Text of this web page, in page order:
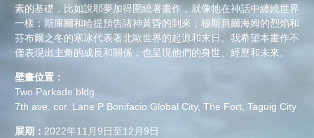
素的基礎，比如說耶夢加得圍繞著畫作，就像牠在神話中纏繞世界
一樣；斯庫爾和哈提預告諸神黃昏的到來；穆斯貝爾海姆的烈焰和
芬布爾之冬的寒冰代表著北歐世界的起源和末日。我希望本畫作不
僅表現出主角的成長和關係，也呈現他們的身世、經歷和未來。
壁畫位置：
Two Parkade bldg.
7th ave. cor. Lane P Bonifacio Global City, The Fort, Taguig City
展期： 2022年11月9日至12月9日